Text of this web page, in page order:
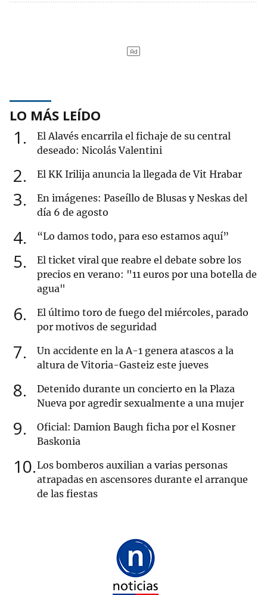
LO MÁS LEÍDO
1
El Alavés encarrila el fichaje de su central
deseado: Nicolás Valentini
2 El KK Irilija anuncia la llegada de Vit Hrabar
3
En imágenes: Paseíllo de Blusas y Neskas del
día 6 de agosto
4 “Lo damos todo, para eso estamos aquí”
5
El ticket viral que reabre el debate sobre los
precios en verano: "11 euros por una botella de
agua"
6
El último toro de fuego del miércoles, parado
por motivos de seguridad
7
Un accidente en la A-1 genera atascos a la
altura de Vitoria-Gasteiz este jueves
8
Detenido durante un concierto en la Plaza
Nueva por agredir sexualmente a una mujer
9
Oficial: Damion Baugh ficha por el Kosner
Baskonia
10 Los bomberos auxilian a varias personas
atrapadas en ascensores durante el arranque
de las fiestas